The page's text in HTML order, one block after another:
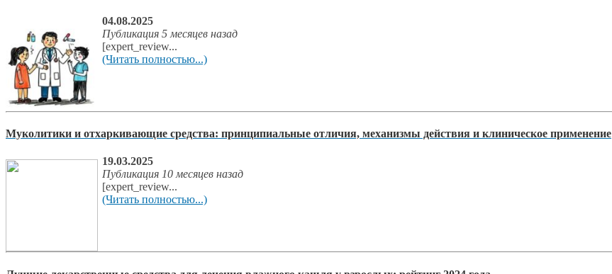
04.08.2025
Публикация 5 месяцев назад
[expert_review...
(Читать полностью...)
Муколитики и отхаркивающие средства: принципиальные отличия, механизмы действия и клиническое применение
19.03.2025
Публикация 10 месяцев назад
[expert_review...
(Читать полностью...)